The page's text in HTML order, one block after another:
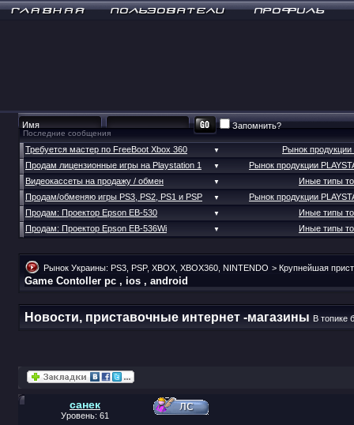
Запомнить?
Последние сообщения
Требуется мастер по FreeBoot Xbox 360 ▼
Рынок продукции
Продам лицензионные игры на Playstation 1
▼
Рынок продукции
Видеокассеты на продажу / обмен
▼
Иные типы
Продам/обменяю игры PS3, PS2, PS1 и PSP
▼
Рынок продукции
Продам: Проектор Epson EB-530
▼
Иные типы
Продам: Проектор Epson EB-536Wi
▼ Иные типы
Рынок Украины: PS3, PSP, XBOX, XBOX360, NINTENDO > Крупнейшая
Game Contoller pc , ios , android
Новости, приставочные интернет -магазины В топике
санек
Уровень: 61